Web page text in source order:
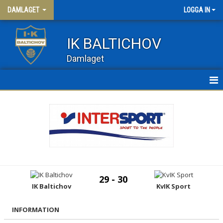
DAMLAGET LOGGA IN
IK BALTICHOV
Damlaget
TRUPPEN
DAM 3
IK Baltichov
29 - 30
KvIK Sport
INFORMATION